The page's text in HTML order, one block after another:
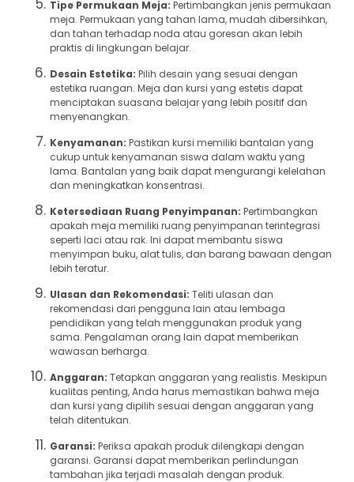
Tipe Permukaan Meja: Pertimbangkan jenis permukaan
meja. Permukaan yang tahan lama, mudah dibersihkan,
dan tahan terhadap noda atau goresan akan lebih
praktis di lingkungan belajar.
Desain Estetika: Pilih desain yang sesuai dengan
estetika ruangan. Meja dan kursi yang estetis dapat
menciptakan suasana belajar yang lebih positif dan
menyenangkan.
Kenyamanan: Pastikan kursi memiliki bantalan yang
cukup untuk kenyamanan siswa dalam waktu yang
lama. Bantalan yang baik dapat mengurangi kelelahan
dan meningkatkan konsentrasi.
Ketersediaan Ruang Penyimpanan: Pertimbangkan
apakah meja memiliki ruang penyimpanan terintegrasi
seperti laci atau rak. Ini dapat membantu siswa
menyimpan buku, alat tulis, dan barang bawaan dengan
lebih teratur.
Ulasan dan Rekomendasi: Teliti ulasan dan
rekomendasi dari pengguna lain atau lembaga
pendidikan yang telah menggunakan produk yang
sama. Pengalaman orang lain dapat memberikan
wawasan berharga.
Anggaran: Tetapkan anggaran yang realistis. Meskipun
kualitas penting, Anda harus memastikan bahwa meja
dan kursi yang dipilih sesuai dengan anggaran yang
telah ditentukan.
Garansi: Periksa apakah produk dilengkapi dengan
garansi. Garansi dapat memberikan perlindungan
tambahan jika terjadi masalah dengan produk.